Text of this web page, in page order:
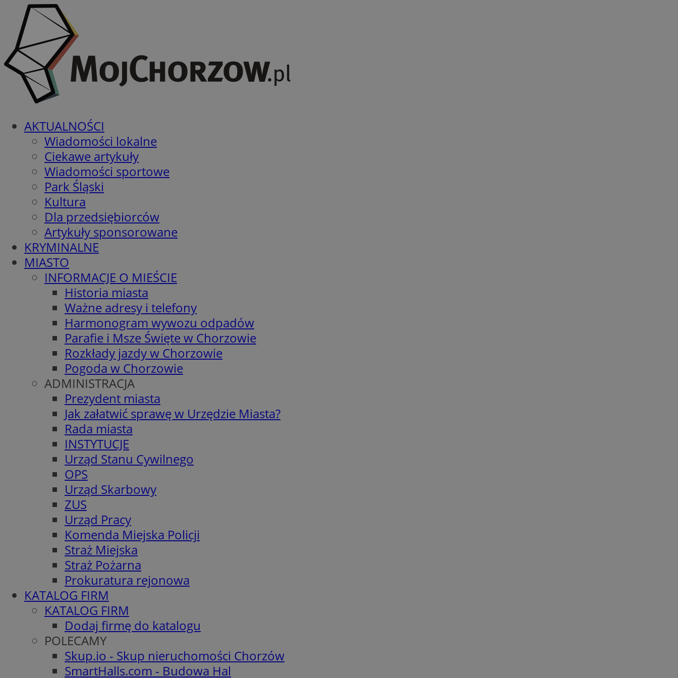
AKTUALNOŚCI
Wiadomości lokalne
Ciekawe artykuły
Wiadomości sportowe
Park Śląski
Kultura
Dla przedsiębiorców
Artykuły sponsorowane
KRYMINALNE
MIASTO
INFORMACJE O MIEŚCIE
Historia miasta
Ważne adresy i telefony
Harmonogram wywozu odpadów
Parafie i Msze Święte w Chorzowie
Rozkłady jazdy w Chorzowie
Pogoda w Chorzowie
ADMINISTRACJA
Prezydent miasta
Jak załatwić sprawę w Urzędzie Miasta?
Rada miasta
INSTYTUCJE
Urząd Stanu Cywilnego
OPS
Urząd Skarbowy
ZUS
Urząd Pracy
Komenda Miejska Policji
Straż Miejska
Straż Pożarna
Prokuratura rejonowa
KATALOG FIRM
KATALOG FIRM
Dodaj firmę do katalogu
POLECAMY
Skup.io - Skup nieruchomości Chorzów
SmartHalls.com - Budowa Hal